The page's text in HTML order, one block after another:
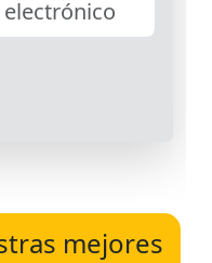
mejores